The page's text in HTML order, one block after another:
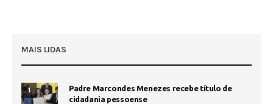
MAIS LIDAS
1
Padre Marcondes Menezes recebe título de
cidadania pessoense